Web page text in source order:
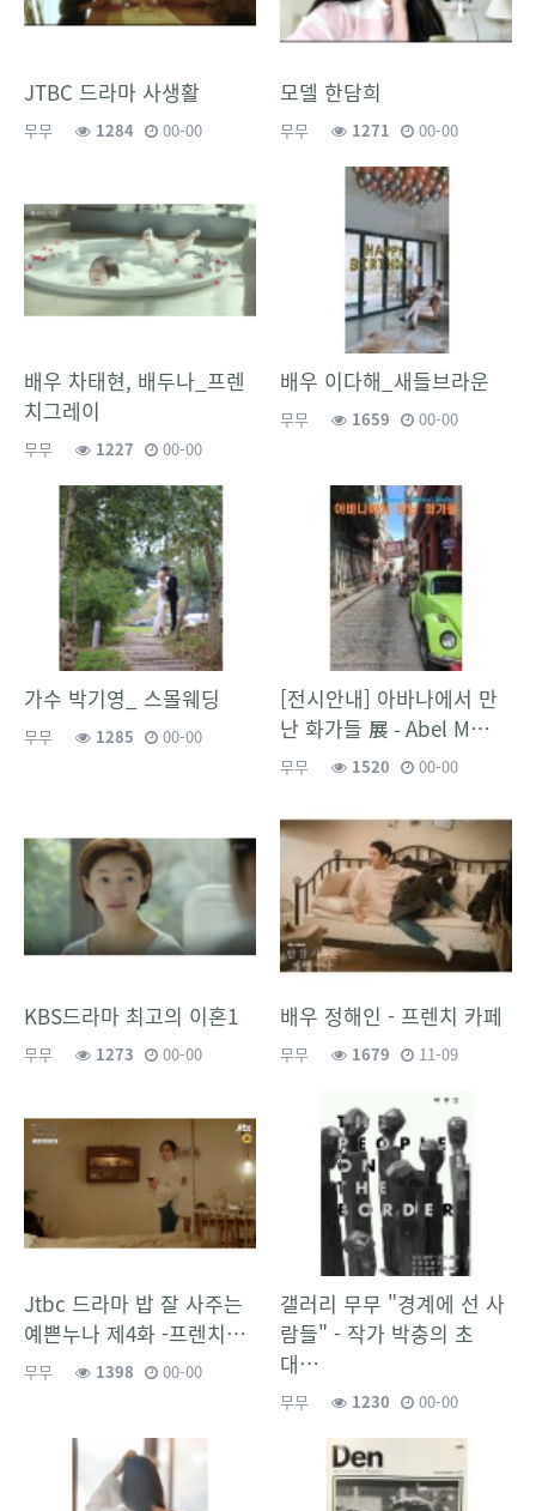
JTBC 드라마 사생활
무무 1284 00-00
모델 한담희
무무 1271 00-00
배우 차태현, 배두나_프렌
치그레이
무무 1227 00-00
배우 이다해_새들브라운
무무 1659 00-00
가수 박기영_ 스몰웨딩
무무 1285 00-00
[전시안내] 아바나에서 만
난 화가들 展 - Abel M…
무무 1520 00-00
KBS드라마 최고의 이혼1
무무 1273 00-00
배우 정해인 - 프렌치 카페
무무 1679 11-09
Jtbc 드라마 밥 잘 사주는
예쁜누나 제4화 -프렌치…
무무 1398 00-00
갤러리 무무 "경계에 선 사
람들" - 작가 박충의 초
대…
무무 1230 00-00